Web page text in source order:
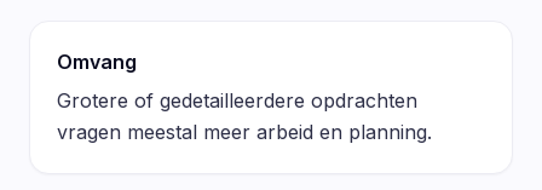
Omvang
Grotere of gedetailleerdere opdrachten
vragen meestal meer arbeid en planning.